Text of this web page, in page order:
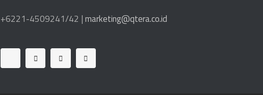
+6221-4509241/42 |marketing@qtera.co.id